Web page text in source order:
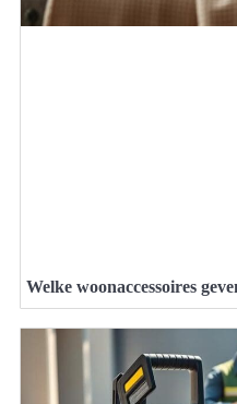
Welke woonaccessoires